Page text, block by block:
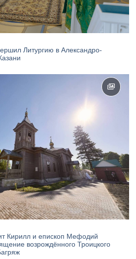
Литургию в Александро-
Кирилл и епископ Мефодий
возрождённого Троицкого